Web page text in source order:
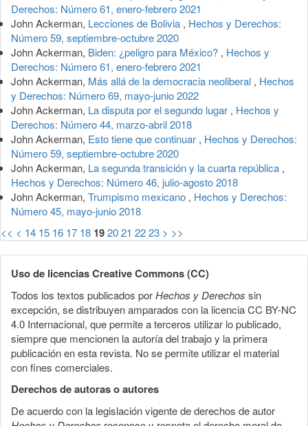
Derechos: Número 61, enero-febrero 2021
John Ackerman, Lecciones de Bolivia , Hechos y Derechos:
Número 59, septiembre-octubre 2020
John Ackerman, Biden: ¿peligro para México? , Hechos y
Derechos: Número 61, enero-febrero 2021
John Ackerman, Más allá de la democracia neoliberal , Hechos
y Derechos: Número 69, mayo-junio 2022
John Ackerman, La disputa por el segundo lugar , Hechos y
Derechos: Número 44, marzo-abril 2018
John Ackerman, Esto tiene que continuar , Hechos y Derechos:
Número 59, septiembre-octubre 2020
John Ackerman, La segunda transición y la cuarta república ,
Hechos y Derechos: Número 46, julio-agosto 2018
John Ackerman, Trumpismo mexicano , Hechos y Derechos:
Número 45, mayo-junio 2018
<< < 14 15 16 17 18 192021 2223 > >>
Uso de licencias Creative Commons (CC)
Todos los textos publicados porHechos y Derechos sin
excepción, se distribuyen amparados con la licencia CC BY-NC
4.0 Internacional, que permite a terceros utilizar lo publicado,
siempre que mencionen la autoría del trabajo y la primera
publicación en esta revista. No se permite utilizar el material
con fines comerciales.
Derechos de autoras o autores
De acuerdo con la legislación vigente de derechos de autor